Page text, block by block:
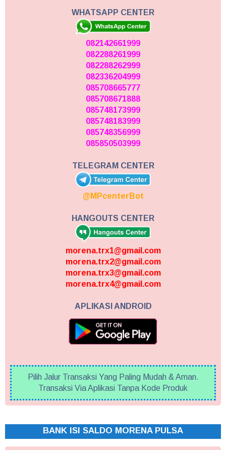
WHATSAPP CENTER
082142661999
082288261999
082288262999
082336204999
085708665777
085708671888
085748173999
085748183999
085748356999
085850503999
TELEGRAM CENTER
@MPcenterBot
HANGOUTS CENTER
morena.trx1@gmail.com
morena.trx2@gmail.com
morena.trx3@gmail.com
morena.trx4@gmail.com
APLIKASI ANDROID
Pilih Jalur Transaksi Yang Paling Mudah & Aman.
Transaksi Via Aplikasi Tanpa Kode Produk
BANK ISI SALDO MORENA PULSA